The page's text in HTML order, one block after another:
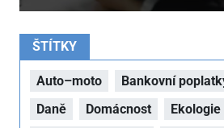
ŠTÍTKY
Auto–moto Bankovní
Daně
Domácnost Ekologie